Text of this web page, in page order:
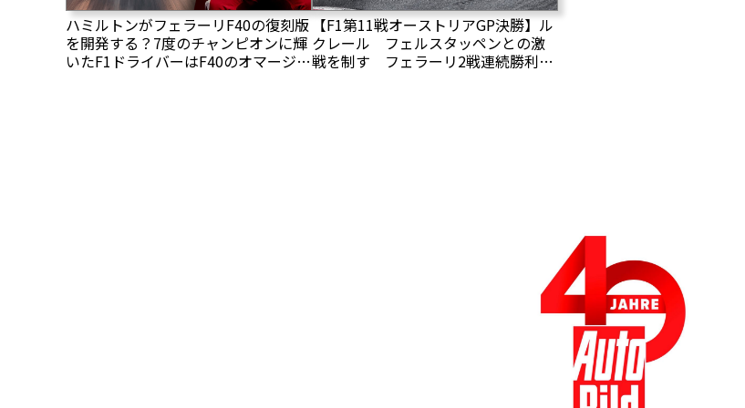
ハミルトンがフェラーリF40の復刻版
を開発する？7度のチャンピオンに輝
いたF1ドライバーはF40のオマージュ
【F1第11戦オーストリアGP決勝】ル
クレール フェルスタッペンとの激
戦を制す フェラーリ2戦連続勝利